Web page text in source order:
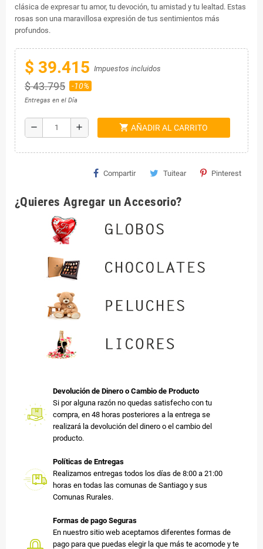
clásica de expresar tu amor, tu devoción, tu amistad y tu lealtad. Estas
rosas son una maravillosa expresión de tus sentimientos más
profundos.
$ 39.415 Impuestos incluidos
$ 43.795 -10%
Entregas en el Día
remove add shopping_cart AÑADIR AL CARRITO
Compartir Tuitear Pinterest
¿Quieres Agregar un Accesorio?
Devolución de Dinero o Cambio de Producto
Si por alguna razón no quedas satisfecho con tu
compra, en 48 horas posteriores a la entrega se
realizará la devolución del dinero o el cambio del
producto.
Políticas de Entregas
Realizamos entregas todos los días de 8:00 a 21:00
horas en todas las comunas de Santiago y sus
Comunas Rurales.
Formas de pago Seguras
En nuestro sitio web aceptamos diferentes formas de
pago para que puedas elegir la que más te acomode y te